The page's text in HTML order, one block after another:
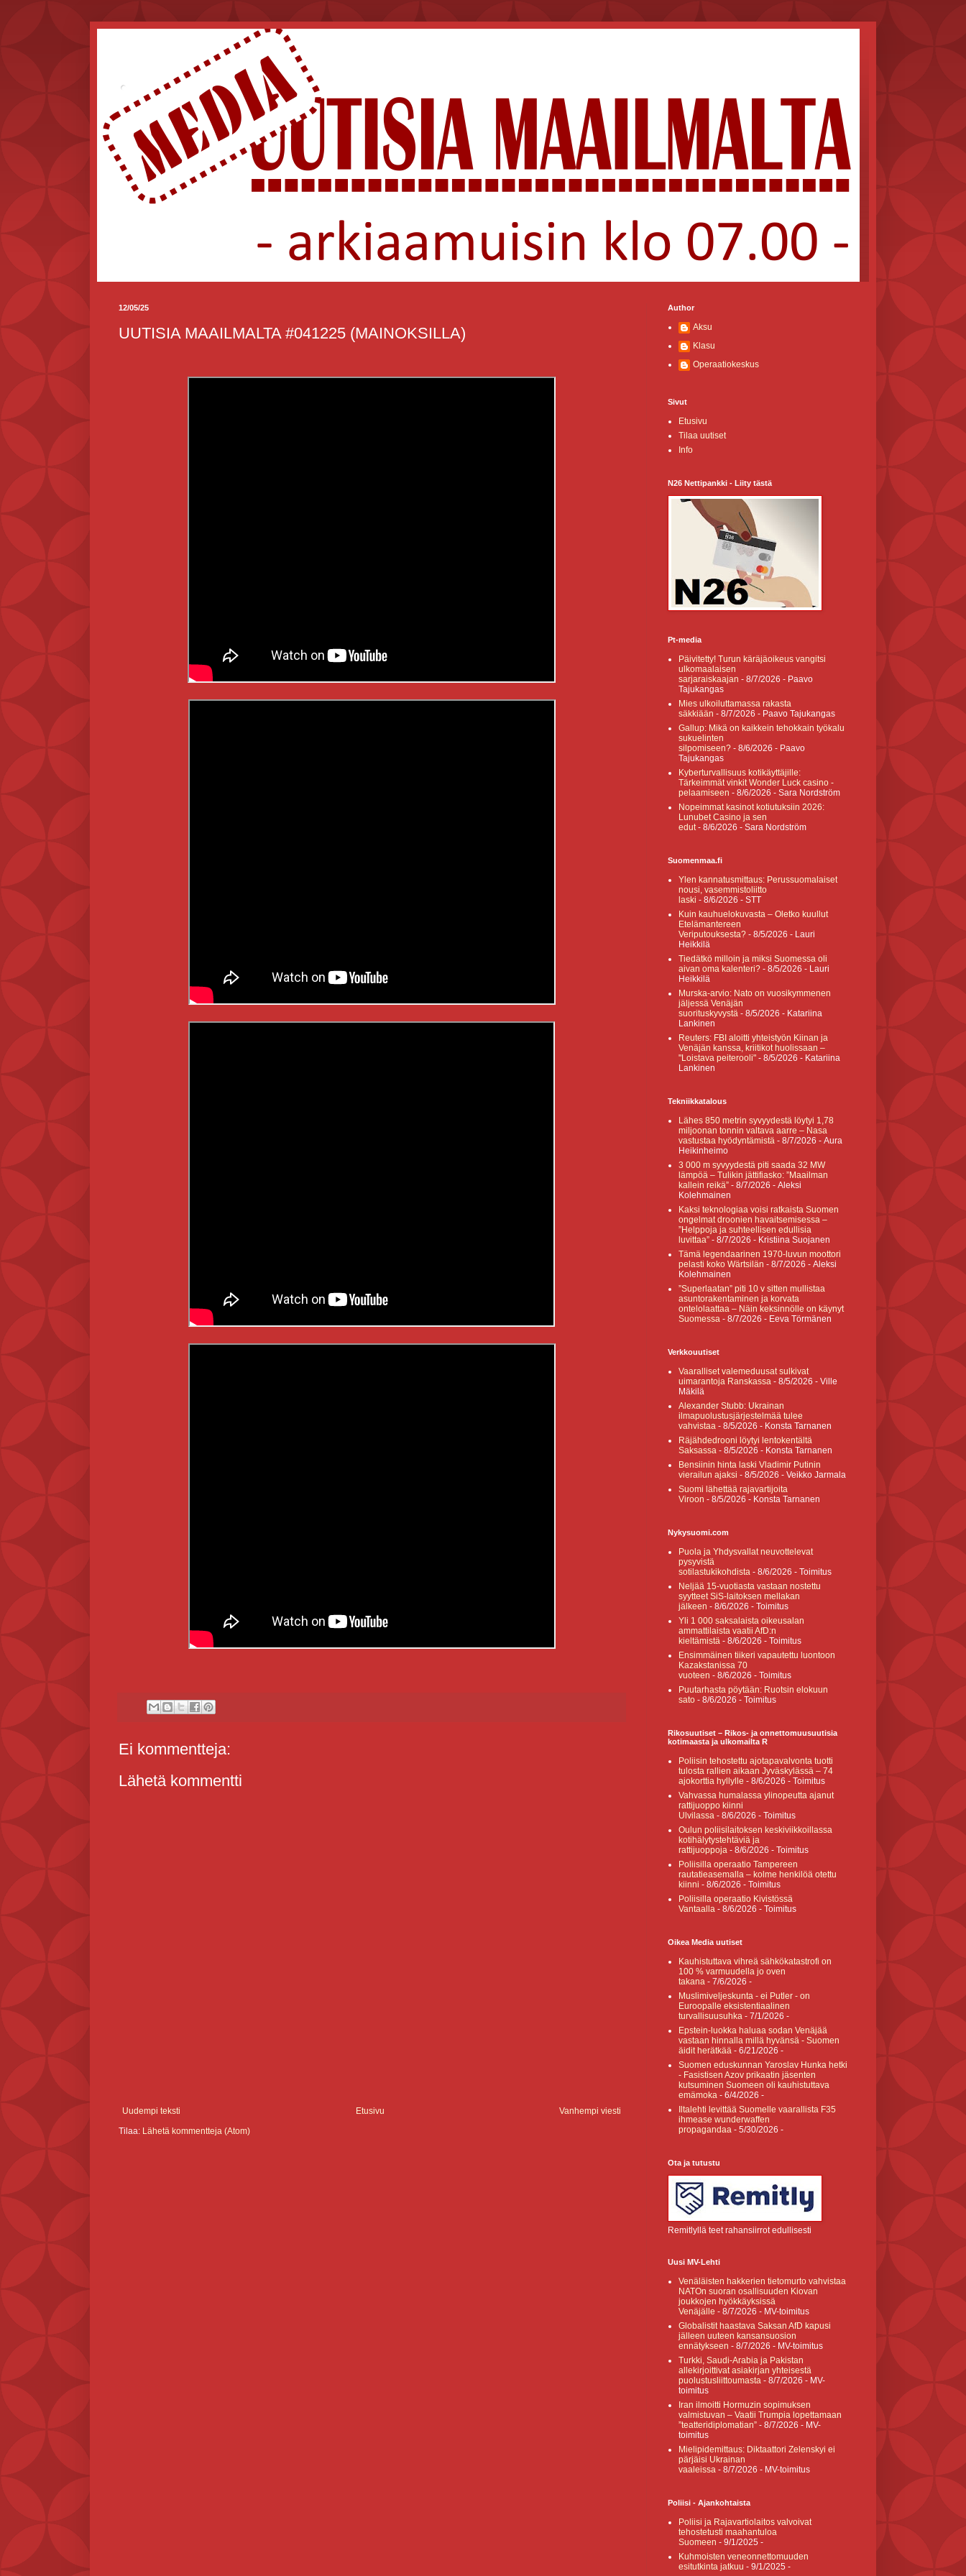
.
12/05/25
UUTISIA MAAILMALTA #041225 (MAINOKSILLA)
Ei kommentteja:
Lähetä kommentti
Uudempi teksti Vanhempi viesti
Etusivu
Tilaa: Lähetä kommentteja (Atom)
Author
Aksu
Klasu
Operaatiokeskus
Sivut
Etusivu
Tilaa uutiset
Info
N26 Nettipankki - Liity tästä
Pt-media
Päivitetty! Turun käräjäoikeus vangitsi
ulkomaalaisen
sarjaraiskaajan - 8/7/2026 - Paavo
Tajukangas
Mies ulkoiluttamassa rakasta
säkkiään - 8/7/2026 - Paavo Tajukangas
Gallup: Mikä on kaikkein tehokkain työkalu
sukuelinten
silpomiseen? - 8/6/2026 - Paavo
Tajukangas
Kyberturvallisuus kotikäyttäjille:
Tärkeimmät vinkit Wonder Luck casino -
pelaamiseen - 8/6/2026 - Sara Nordström
Nopeimmat kasinot kotiutuksiin 2026:
Lunubet Casino ja sen
edut- 8/6/2026 - Sara Nordström
Suomenmaa.fi
Ylen kannatusmittaus: Perussuomalaiset
nousi, vasemmistoliitto
laski - 8/6/2026 - STT
Kuin kauhuelokuvasta – Oletko kuullut
Etelämantereen
Veriputouksesta? - 8/5/2026 - Lauri
Heikkilä
Tiedätkö milloin ja miksi Suomessa oli
aivan oma kalenteri? - 8/5/2026 - Lauri
Heikkilä
Murska-arvio: Nato on vuosikymmenen
jäljessä Venäjän
suorituskyvystä - 8/5/2026 - Katariina
Lankinen
Reuters: FBI aloitti yhteistyön Kiinan ja
Venäjän kanssa, kriitikot huolissaan –
"Loistava peiterooli" - 8/5/2026 - Katariina
Lankinen
Tekniikkatalous
Lähes 850 metrin syvyydestä löytyi 1,78
miljoonan tonnin valtava aarre – Nasa
vastustaa hyödyntämistä - 8/7/2026 - Aura
Heikinheimo
3 000 m syvyydestä piti saada 32 MW
lämpöä – Tulikin jättifiasko: ”Maailman
kallein reikä” - 8/7/2026 - Aleksi
Kolehmainen
Kaksi teknologiaa voisi ratkaista Suomen
ongelmat droonien havaitsemisessa –
”Helppoja ja suhteellisen edullisia
luvittaa” - 8/7/2026 - Kristiina Suojanen
Tämä legendaarinen 1970-luvun moottori
pelasti koko Wärtsilän - 8/7/2026 - Aleksi
Kolehmainen
”Superlaatan” piti 10 v sitten mullistaa
asuntorakentaminen ja korvata
ontelolaattaa – Näin keksinnölle on käynyt
Suomessa - 8/7/2026 - Eeva Törmänen
Verkkouutiset
Vaaralliset valemeduusat sulkivat
uimarantoja Ranskassa - 8/5/2026 - Ville
Mäkilä
Alexander Stubb: Ukrainan
ilmapuolustusjärjestelmää tulee
vahvistaa - 8/5/2026 - Konsta Tarnanen
Räjähdedrooni löytyi lentokentältä
Saksassa - 8/5/2026 - Konsta Tarnanen
Bensiinin hinta laski Vladimir Putinin
vierailun ajaksi - 8/5/2026 - Veikko Jarmala
Suomi lähettää rajavartijoita
Viroon - 8/5/2026 - Konsta Tarnanen
Nykysuomi.com
Puola ja Yhdysvallat neuvottelevat
pysyvistä
sotilastukikohdista - 8/6/2026 - Toimitus
Neljää 15-vuotiasta vastaan nostettu
syytteet SiS-laitoksen mellakan
jälkeen - 8/6/2026 - Toimitus
Yli 1 000 saksalaista oikeusalan
ammattilaista vaatii AfD:n
kieltämistä - 8/6/2026 - Toimitus
Ensimmäinen tiikeri vapautettu luontoon
Kazakstanissa 70
vuoteen - 8/6/2026 - Toimitus
Puutarhasta pöytään: Ruotsin elokuun
sato - 8/6/2026 - Toimitus
Rikosuutiset – Rikos- ja onnettomuusuutisia
kotimaasta ja ulkomailta R
Poliisin tehostettu ajotapavalvonta tuotti
tulosta rallien aikaan Jyväskylässä – 74
ajokorttia hyllylle - 8/6/2026 - Toimitus
Vahvassa humalassa ylinopeutta ajanut
rattijuoppo kiinni
Ulvilassa - 8/6/2026 - Toimitus
Oulun poliisilaitoksen keskiviikkoillassa
kotihälytystehtäviä ja
rattijuoppoja - 8/6/2026 - Toimitus
Poliisilla operaatio Tampereen
rautatieasemalla – kolme henkilöä otettu
kiinni - 8/6/2026 - Toimitus
Poliisilla operaatio Kivistössä
Vantaalla - 8/6/2026 - Toimitus
Oikea Media uutiset
Kauhistuttava vihreä sähkökatastrofi on
100 % varmuudella jo oven
takana - 7/6/2026 -
Muslimiveljeskunta - ei Putler - on
Euroopalle eksistentiaalinen
turvallisuusuhka - 7/1/2026 -
Epstein-luokka haluaa sodan Venäjää
vastaan hinnalla millä hyvänsä - Suomen
äidit herätkää - 6/21/2026 -
Suomen eduskunnan Yaroslav Hunka hetki
- Fasistisen Azov prikaatin jäsenten
kutsuminen Suomeen oli kauhistuttava
emämoka - 6/4/2026 -
Iltalehti levittää Suomelle vaarallista F35
ihmease wunderwaffen
propagandaa - 5/30/2026 -
Ota ja tutustu
Remitlyllä teet rahansiirrot edullisesti
Uusi MV-Lehti
Venäläisten hakkerien tietomurto vahvistaa
NATOn suoran osallisuuden Kiovan
joukkojen hyökkäyksissä
Venäjälle - 8/7/2026 - MV-toimitus
Globalistit haastava Saksan AfD kapusi
jälleen uuteen kansansuosion
ennätykseen - 8/7/2026 - MV-toimitus
Turkki, Saudi-Arabia ja Pakistan
allekirjoittivat asiakirjan yhteisestä
puolustusliittoumasta - 8/7/2026 - MV-
toimitus
Iran ilmoitti Hormuzin sopimuksen
valmistuvan – Vaatii Trumpia lopettamaan
”teatteridiplomatian” - 8/7/2026 - MV-
toimitus
Mielipidemittaus: Diktaattori Zelenskyi ei
pärjäisi Ukrainan
vaaleissa - 8/7/2026 - MV-toimitus
Poliisi - Ajankohtaista
Poliisi ja Rajavartiolaitos valvoivat
tehostetusti maahantuloa
Suomeen - 9/1/2025 -
Kuhmoisten veneonnettomuuden
esitutkinta jatkuu - 9/1/2025 -